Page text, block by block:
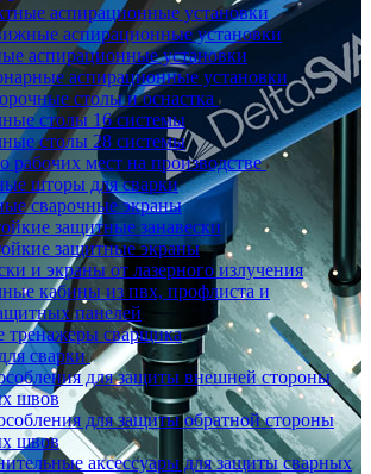
аспирационные установки
аспирационные установки
аспирационные установки
аспирационные установки
столы и оснастка
столы 16 системы
столы 28 системы
рабочих мест на производстве
шторы для сварки
сварочные экраны
защитные занавески
защитные экраны
и экраны от лазерного излучения
кабины из пвх, профлиста и
панелей
тренажеры сварщика
сварки
для защиты внешней стороны
швов
для защиты обратной стороны
швов
аксессуары для защиты сварных